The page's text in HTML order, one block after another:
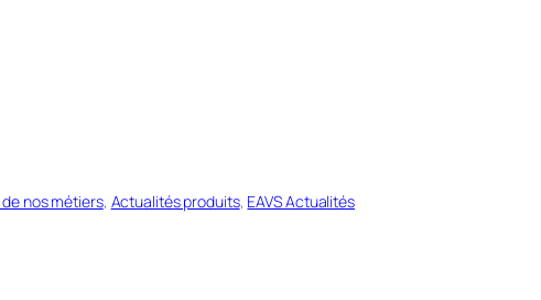
nos métiers, Actualités produits, EAVS Actualités